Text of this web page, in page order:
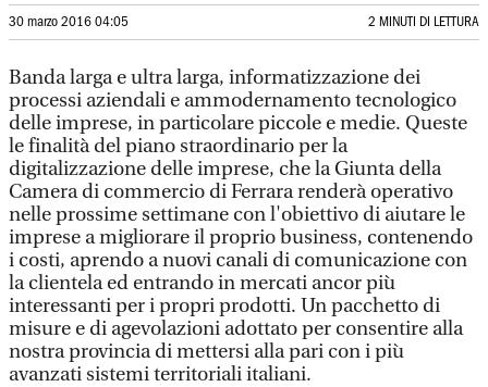
30 marzo 2016 04:05 2 MINUTI DI LETTURA
Banda larga e ultra larga, informatizzazione dei
processi aziendali e ammodernamento tecnologico
delle imprese, in particolare piccole e medie. Queste
le finalità del piano straordinario per la
digitalizzazione delle imprese, che la Giunta della
Camera di commercio di Ferrara renderà operativo
nelle prossime settimane con l'obiettivo di aiutare le
imprese a migliorare il proprio business, contenendo
i costi, aprendo a nuovi canali di comunicazione con
la clientela ed entrando in mercati ancor più
interessanti per i propri prodotti. Un pacchetto di
misure e di agevolazioni adottato per consentire alla
nostra provincia di mettersi alla pari con i più
avanzati sistemi territoriali italiani.